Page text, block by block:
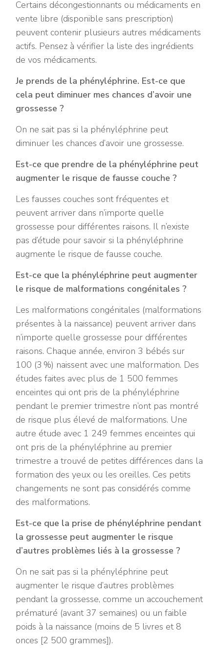
Certains décongestionnants ou médicaments en
vente libre (disponible sans prescription)
peuvent contenir plusieurs autres médicaments
actifs. Pensez à vérifier la liste des ingrédients
de vos médicaments.
Je prends de la phényléphrine. Est-ce que
cela peut diminuer mes chances d’avoir une
grossesse ?
On ne sait pas si la phényléphrine peut
diminuer les chances d’avoir une grossesse.
Est-ce que prendre de la phényléphrine peut
augmenter le risque de fausse couche ?
Les fausses couches sont fréquentes et
peuvent arriver dans n’importe quelle
grossesse pour différentes raisons. Il n’existe
pas d’étude pour savoir si la phényléphrine
augmente le risque de fausse couche.
Est-ce que la phényléphrine peut augmenter
le risque de malformations congénitales ?
Les malformations congénitales (malformations
présentes à la naissance) peuvent arriver dans
n’importe quelle grossesse pour différentes
raisons. Chaque année, environ 3 bébés sur
100 (3 %) naissent avec une malformation. Des
études faites avec plus de 1 500 femmes
enceintes qui ont pris de la phényléphrine
pendant le premier trimestre n’ont pas montré
de risque plus élevé de malformations. Une
autre étude avec 1 249 femmes enceintes qui
ont pris de la phényléphrine au premier
trimestre a trouvé de petites différences dans la
formation des yeux ou les oreilles. Ces petits
changements ne sont pas considérés comme
des malformations.
Est-ce que la prise de phényléphrine pendant
la grossesse peut augmenter le risque
d’autres problèmes liés à la grossesse ?
On ne sait pas si la phényléphrine peut
augmenter le risque d’autres problèmes
pendant la grossesse, comme un accouchement
prématuré (avant 37 semaines) ou un faible
poids à la naissance (moins de 5 livres et 8
onces [2 500 grammes]).